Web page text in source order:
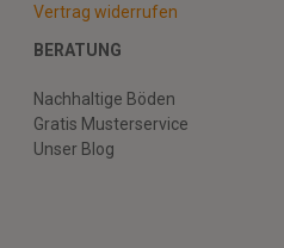
Vertrag widerrufen
BERATUNG
Nachhaltige Böden
Gratis Musterservice
Unser Blog